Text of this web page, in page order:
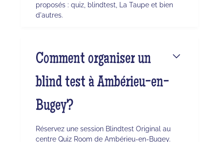
proposés : quiz, blindtest, La Taupe et bien
d'autres.
Comment organiser un
blind test à Ambérieu-en-
Bugey?
Réservez une session Blindtest Original au
centre Quiz Room de Ambérieu-en-Bugey.